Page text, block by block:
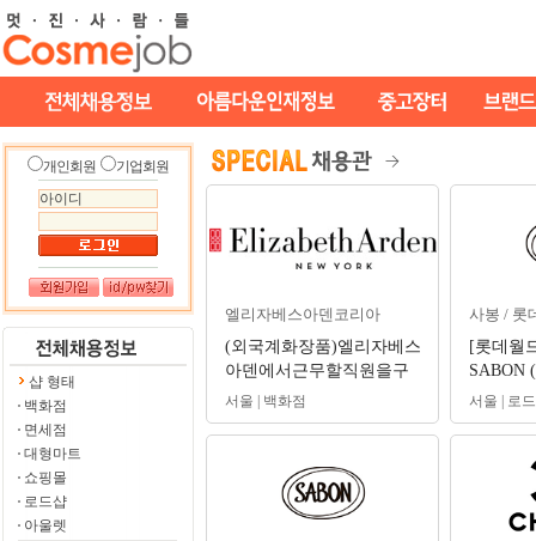
개인회원 기업회원
샵 형태
백화점
면세점
대형마트
쇼핑몰
로드샵
아울렛
엘리자베스아덴코리아
(외국계화장품)엘리자베스
아덴에서근무할직원을구
인합니다.
서울 | 백화점
사봉 / 롯
[롯데월
SABON
원 채용
서울 | 로